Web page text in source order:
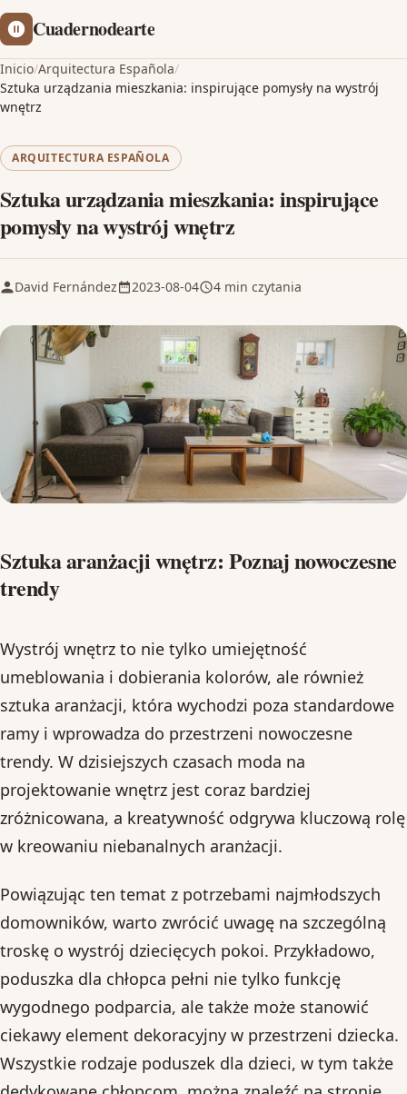
Cuadernodearte
Inicio/Arquitectura Española/
Sztuka urządzania mieszkania: inspirujące pomysły na wystrój
wnętrz
ARQUITECTURA ESPAÑOLA
Sztuka urządzania mieszkania: inspirujące
pomysły na wystrój wnętrz
David Fernández 2023-08-04 4 min czytania
Sztuka aranżacji wnętrz: Poznaj nowoczesne
trendy
Wystrój wnętrz to nie tylko umiejętność
umeblowania i dobierania kolorów, ale również
sztuka aranżacji, która wychodzi poza standardowe
ramy i wprowadza do przestrzeni nowoczesne
trendy. W dzisiejszych czasach moda na
projektowanie wnętrz jest coraz bardziej
zróżnicowana, a kreatywność odgrywa kluczową rolę
w kreowaniu niebanalnych aranżacji.
Powiązując ten temat z potrzebami najmłodszych
domowników, warto zwrócić uwagę na szczególną
troskę o wystrój dziecięcych pokoi. Przykładowo,
poduszka dla chłopca pełni nie tylko funkcję
wygodnego podparcia, ale także może stanowić
ciekawy element dekoracyjny w przestrzeni dziecka.
Wszystkie rodzaje poduszek dla dzieci, w tym także